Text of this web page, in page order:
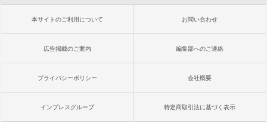
本サイトのご利用について お問い合わせ
広告掲載のご案内 編集部へのご連絡
プライバシーポリシー 会社概要
インプレスグループ 特定商取引法に基づく表示